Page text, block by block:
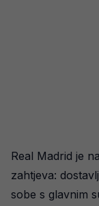
Real Madrid je
zahtjeva:
sobe s glavnim